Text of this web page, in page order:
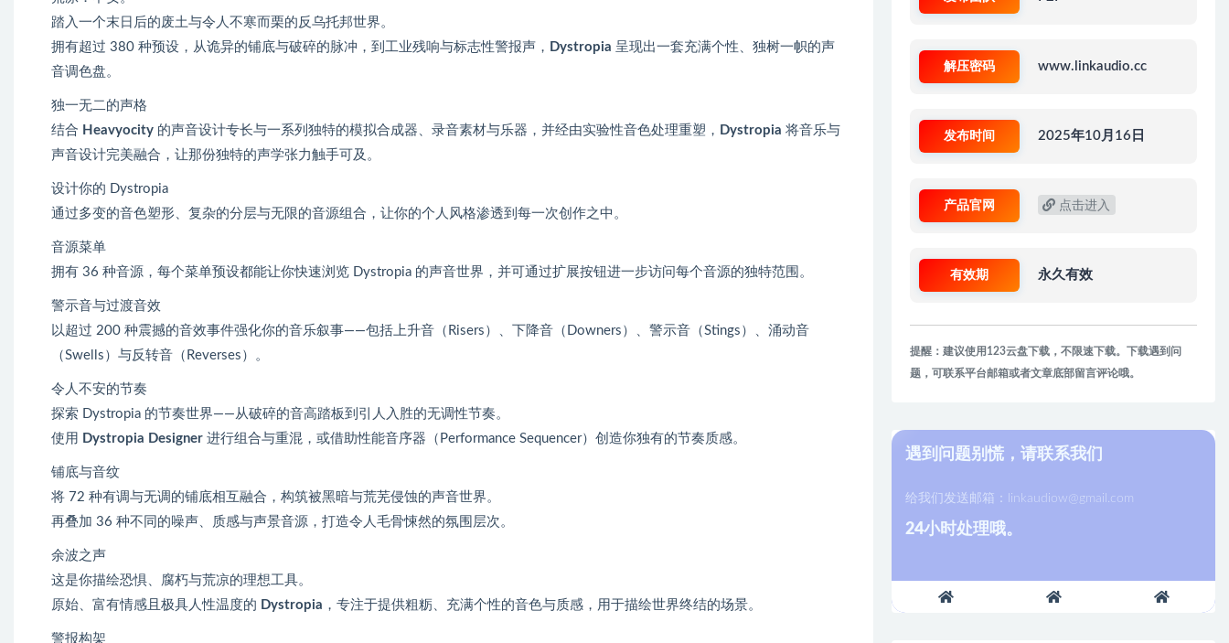
踏入一个末日后的废土与令人不寒而栗的反乌托邦世界。
拥有超过 380 种预设，从诡异的铺底与破碎的脉冲，到工业残响与标志性警报声， Dystropia 呈现出一套充满个性、独树一帜的声
音调色盘。
独一无二的声格
结合 Heavyocity 的声音设计专长与一系列独特的模拟合成器、录音素材与乐器，并经由实验性音色处理重塑， Dystropia 将音乐与
声音设计完美融合，让那份独特的声学张力触手可及。
设计你的 Dystropia
通过多变的音色塑形、复杂的分层与无限的音源组合，让你的个人风格渗透到每一次创作之中。
音源菜单
拥有 36 种音源，每个菜单预设都能让你快速浏览 Dystropia 的声音世界，并可通过扩展按钮进一步访问每个音源的独特范围。
警示音与过渡音效
以超过 200 种震撼的音效事件强化你的音乐叙事——包括上升音（Risers）、下降音（Downers）、警示音（Stings）、涌动音
（Swells）与反转音（Reverses）。
令人不安的节奏
探索 Dystropia 的节奏世界——从破碎的音高踏板到引人入胜的无调性节奏。
使用 Dystropia Designer 进行组合与重混，或借助性能音序器（Performance Sequencer）创造你独有的节奏质感。
铺底与音纹
将 72 种有调与无调的铺底相互融合，构筑被黑暗与荒芜侵蚀的声音世界。
再叠加 36 种不同的噪声、质感与声景音源，打造令人毛骨悚然的氛围层次。
余波之声
这是你描绘恐惧、腐朽与荒凉的理想工具。
原始、富有情感且极具人性温度的 Dystropia ，专注于提供粗粝、充满个性的音色与质感，用于描绘世界终结的场景。
警报构架
解压密码 www.linkaudio.cc
发布时间 2025年10月16日
产品官网 点击进入
有效期 永久有效
提醒：建议使用123云盘下载，不限速下载。下载遇到问
题，可联系平台邮箱或者文章底部留言评论哦。
遇到问题别慌，请联系我们
给我们发送邮箱： linkaudiow@gmail.com
24小时处理哦。